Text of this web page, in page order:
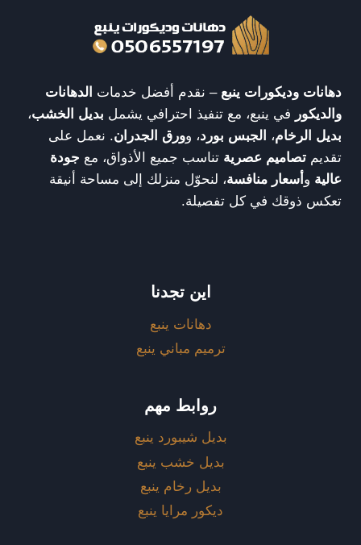
من
جمال
منزلك
دهانات وديكورات ينبع – نقدم أفضل خدمات الدهانات
والديكور في ينبع، مع تنفيذ احترافي يشمل بديل الخشب،
بديل الرخام، الجبس بورد، وورق الجدران. نعمل على
تقديم تصاميم عصرية تناسب جميع الأذواق، مع جودة
عالية و أسعار منافسة، لنحوّل منزلك إلى مساحة أنيقة
تعكس ذوقك في كل تفصيلة.
اين تجدنا
دهانات ينبع
ترميم مباني ينبع
روابط مهم
بديل شيبورد ينبع
بديل خشب ينبع
بديل رخام ينبع
ديكور مرايا ينبع